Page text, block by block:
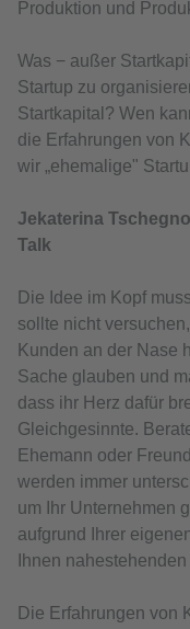
Produktion und
Was − außer
Startup zu
Startkapital? Wen
die Erfahrungen von
wir „ehemalige"
Jekaterina
Talk
Die Idee im Kopf
sollte nicht
Kunden an der Nase
Sache glauben und
dass ihr Herz dafür
Gleichgesinnte.
Ehemann oder
werden immer
um Ihr Unternehmen
aufgrund Ihrer
Ihnen
Die Erfahrungen von